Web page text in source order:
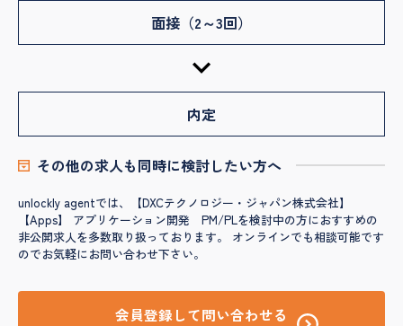
面接（2～3回）
内定
その他の求人も同時に検討したい方へ
unlockly agentでは、【DXCテクノロジー・ジャパン株式会社】
【Apps】 アプリケーション開発 PM/PLを検討中の方におすすめの
非公開求人を多数取り扱っております。 オンラインでも相談可能です
のでお気軽にお問い合わせ下さい。
会員登録して問い合わせる